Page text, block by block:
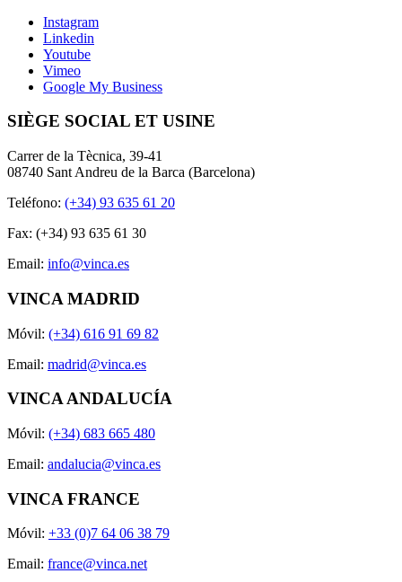
Instagram
Linkedin
Youtube
Vimeo
Google My Business
SIÈGE SOCIAL ET USINE
Carrer de la Tècnica, 39-41
08740 Sant Andreu de la Barca (Barcelona)
Teléfono: (+34) 93 635 61 20
Fax: (+34) 93 635 61 30
Email: info@vinca.es
VINCA MADRID
Móvil: (+34) 616 91 69 82
Email: madrid@vinca.es
VINCA ANDALUCÍA
Móvil: (+34) 683 665 480
Email: andalucia@vinca.es
VINCA FRANCE
Móvil: +33 (0)7 64 06 38 79
Email: france@vinca.net